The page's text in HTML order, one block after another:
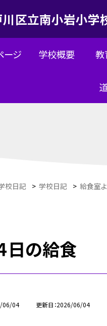
区立南小岩小学
ージ 学校概要 教
校日記 > 学校日記 > 給食室
日の給食
06/04 更新日 2026/06/04